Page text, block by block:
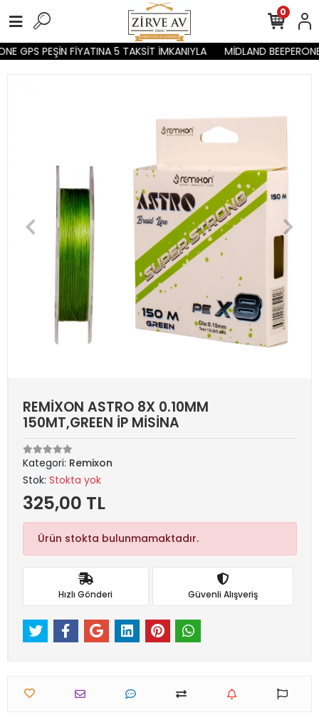
GPS PEŞİN FİYATINA 5 TAKSİT İMKANIYLA MİDLAND
0
REMİXON ASTRO 8X 0.10MM
150MT,GREEN İP MİSİNA
Kategori: Remixon
Stok: Stokta yok
325,00 TL
Ürün stokta bulunmamaktadır.
Hızlı Gönderi Güvenli Alışveriş